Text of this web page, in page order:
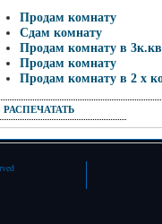
Продам комнату
Сдам комнату
Продам комнату в
Продам комнату
Продам комнату в 2 х
РАСПЕЧАТАТЬ